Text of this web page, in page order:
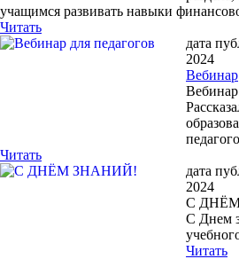
учащимся развивать навыки
Читать
дата
2024
Вебинар
Вебинар
Читать
дата
2024
С
С Днем
Читать